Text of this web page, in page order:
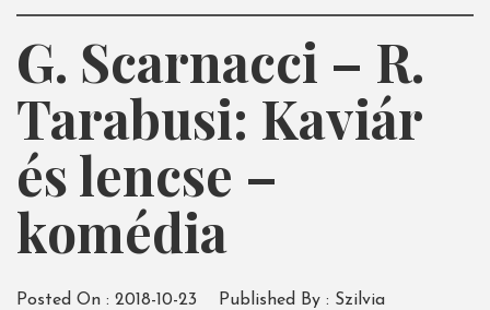
G. Scarnacci – R.
Tarabusi: Kaviár
és lencse –
komédia
Posted On : 2018-10-23 Published By : Szilvia